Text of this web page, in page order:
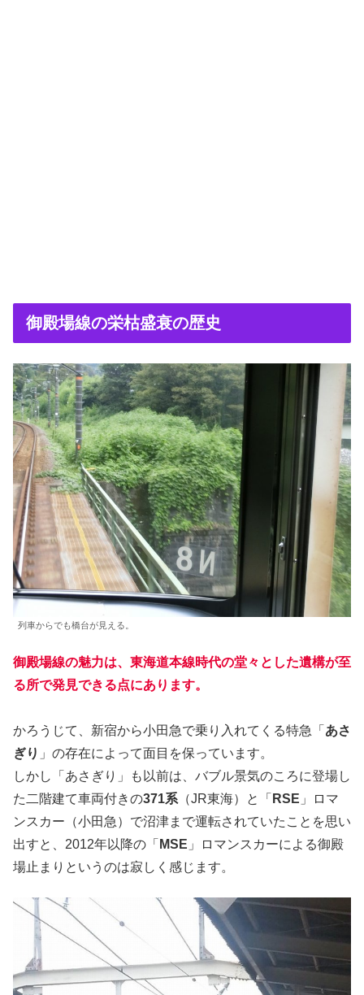
御殿場線の栄枯盛衰の歴史
列車からでも橋台が見える。
御殿場線の魅力は、東海道本線時代の堂々とした遺構が至
る所で発見できる点にあります。
かろうじて、新宿から小田急で乗り入れてくる特急「 あさ
ぎり 」の存在によって面目を保っています。
しかし「あさぎり」も以前は、バブル景気のころに登場し
た二階建て車両付きの371系 （JR東海）と「 RSE 」ロマ
ンスカー（小田急）で沼津まで運転されていたことを思い
出すと、2012年以降の「 MSE 」ロマンスカーによる御殿
場止まりというのは寂しく感じます。